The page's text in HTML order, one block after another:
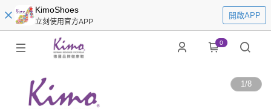
KimoShoes
立刻使用官方APP
開啟APP
0
1/8